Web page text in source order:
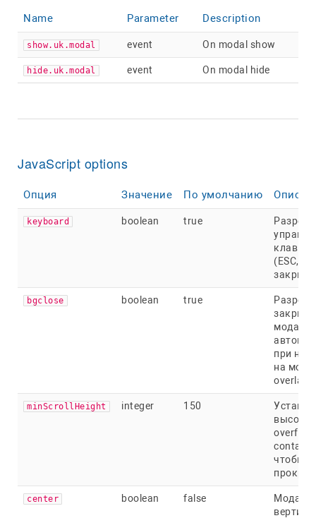
Name Parameter Description
show.uk.modal event On modal show
hide.uk.modal event On modal hide
JavaScript options
Опция Значение По умолчанию
keyboard boolean true
(ESC,
bgclose boolean true
при
на
overlay
minScrollHeight integer 150
высоту
overflow
чтобы
center boolean false